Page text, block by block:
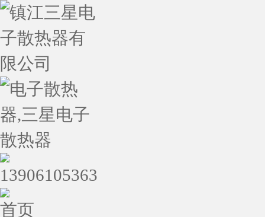
首页